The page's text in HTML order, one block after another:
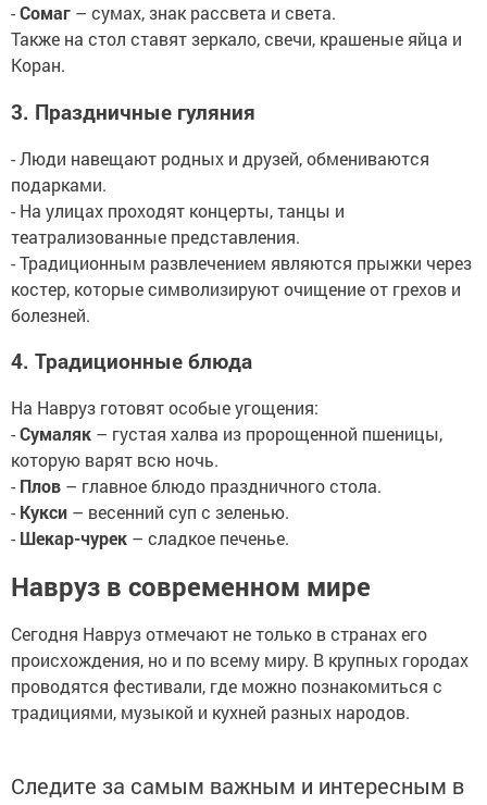
-Сомаг – сумах, знак рассвета и света.
Также на стол ставят зеркало, свечи, крашеные яйца и
Коран.
3. Праздничные гуляния
- Люди навещают родных и друзей, обмениваются
подарками.
- На улицах проходят концерты, танцы и
театрализованные представления.
- Традиционным развлечением являются прыжки через
костер, которые символизируют очищение от грехов и
болезней.
4. Традиционные блюда
На Навруз готовят особые угощения:
-Сумаляк – густая халва из пророщенной пшеницы,
которую варят всю ночь.
- Плов – главное блюдо праздничного стола.
- Кукси – весенний суп с зеленью.
- Шекар-чурек – сладкое печенье.
Навруз в современном мире
Сегодня Навруз отмечают не только в странах его
происхождения, но и по всему миру. В крупных городах
проводятся фестивали, где можно познакомиться с
традициями, музыкой и кухней разных народов.
Следите за самым важным и интересным в